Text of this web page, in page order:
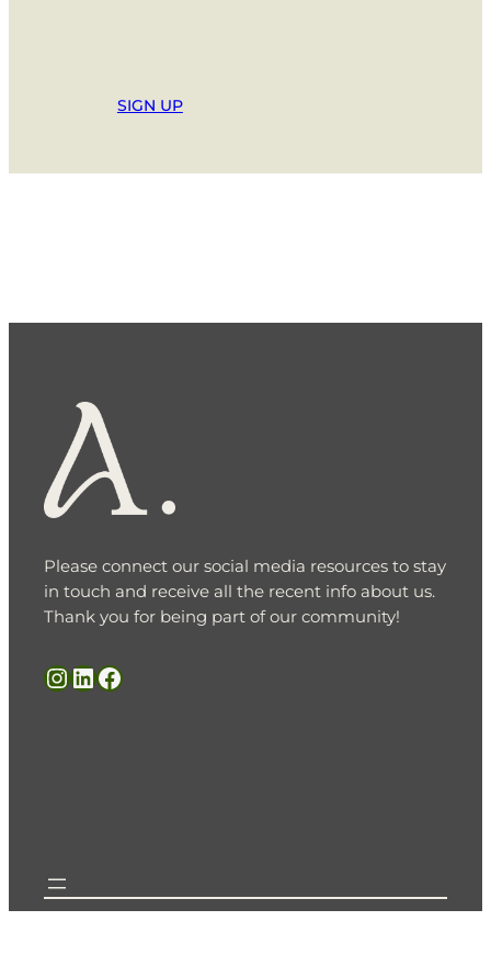
SIGN UP
Please connect our social media resources to stay
in touch and receive all the recent info about us.
Thank you for being part of our community!
InstagramLinkedIn Facebook